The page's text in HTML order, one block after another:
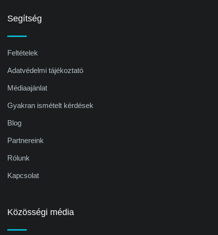
Segítség
Feltételek
Adatvédelmi tájékoztató
Médiaajánlat
Gyakran ismételt kérdések
Blog
Partnereink
Rólunk
Kapcsolat
Közösségi média